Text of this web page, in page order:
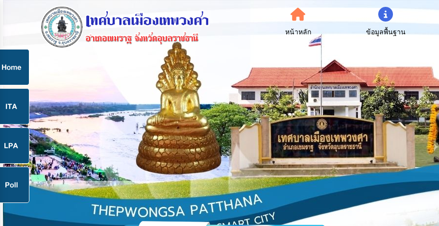
หน้าหลัก ข้อมูลพื้นฐาน